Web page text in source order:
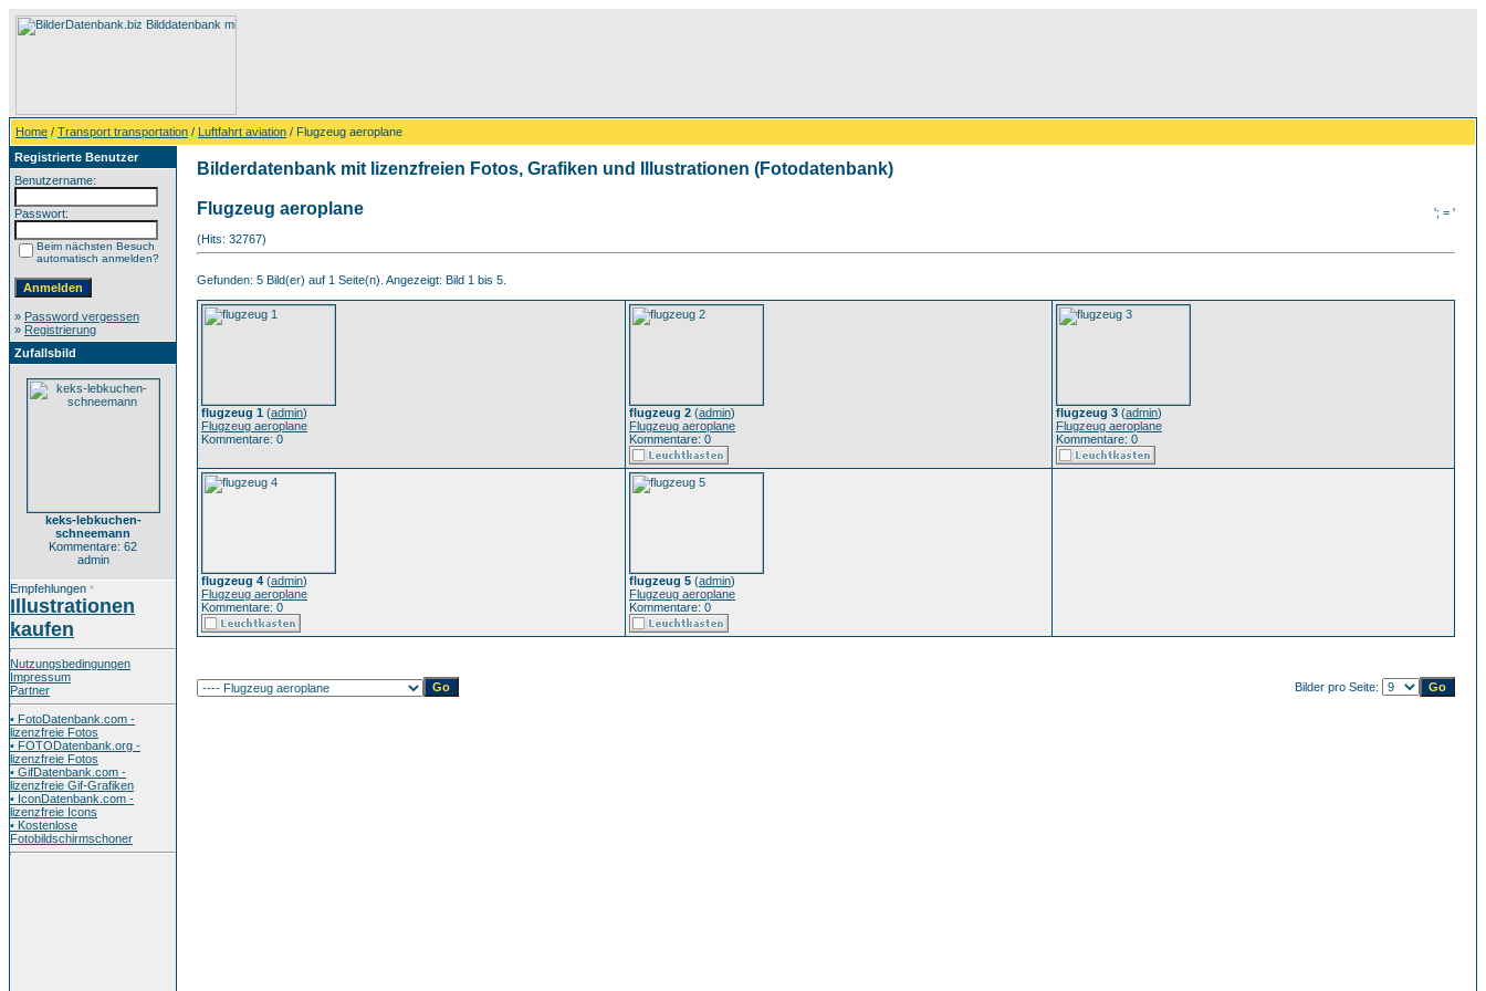
Home / Transport transportation / Luftfahrt aviation / Flugzeug aeroplane
Registrierte Benutzer
Benutzername:
Passwort:
Beim nächsten Besuch
automatisch anmelden?
» Password vergessen
» Registrierung
Zufallsbild
keks-lebkuchen-
schneemann
Kommentare: 62
admin
Empfehlungen *
Illustrationen
kaufen
Nutzungsbedingungen
Impressum
Partner
• FotoDatenbank.com -
lizenzfreie Fotos
• FOTODatenbank.org -
lizenzfreie Fotos
• GifDatenbank.com -
lizenzfreie Gif-Grafiken
• IconDatenbank.com -
lizenzfreie Icons
• Kostenlose
Fotobildschirmschoner
Bilderdatenbank mit lizenzfreien Fotos, Grafiken und Illustrationen (Fotodatenbank)
Flugzeug aeroplane
'; = '
(Hits: 32767)
Gefunden: 5 Bild(er) auf 1 Seite(n). Angezeigt: Bild 1 bis 5.
flugzeug 1 (admin)
Flugzeug aeroplane
Kommentare: 0
flugzeug 2 (admin)
Flugzeug aeroplane
Kommentare: 0
flugzeug 3 (admin)
Flugzeug aeroplane
Kommentare: 0
flugzeug 4 (admin)
Flugzeug aeroplane
Kommentare: 0
flugzeug 5 (admin)
Flugzeug aeroplane
Kommentare: 0
Bilder pro Seite: